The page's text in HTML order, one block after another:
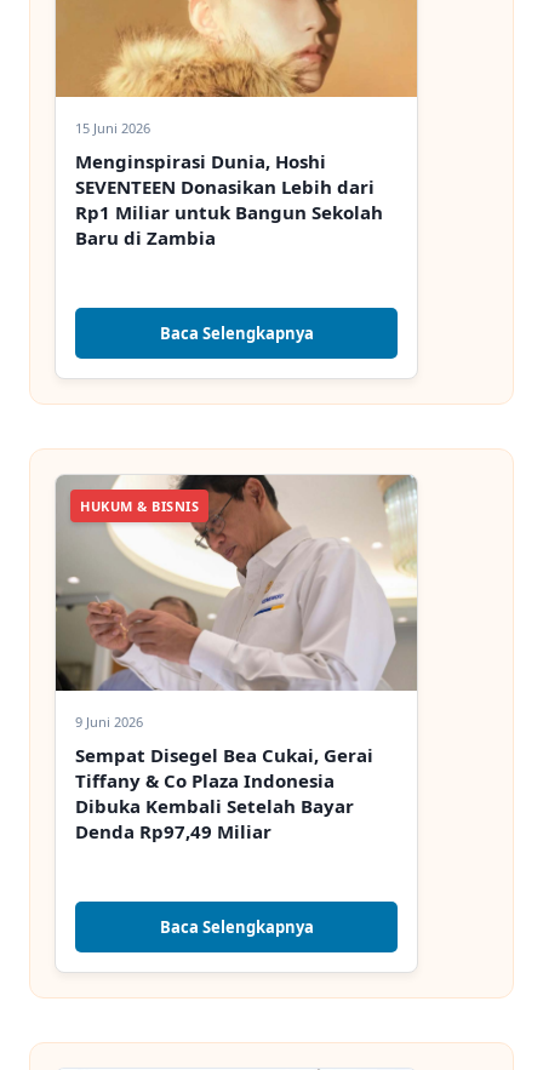
15 Juni 2026
Menginspirasi Dunia, Hoshi
SEVENTEEN Donasikan Lebih dari
Rp1 Miliar untuk Bangun Sekolah
Baru di Zambia
Baca Selengkapnya
HUKUM & BISNIS
9 Juni 2026
Sempat Disegel Bea Cukai, Gerai
Tiffany & Co Plaza Indonesia
Dibuka Kembali Setelah Bayar
Denda Rp97,49 Miliar
Baca Selengkapnya